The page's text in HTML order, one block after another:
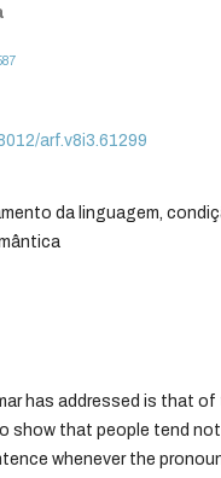
arf.v8i3.61299
da linguagem,
has addressed is that
show that people tend
whenever the